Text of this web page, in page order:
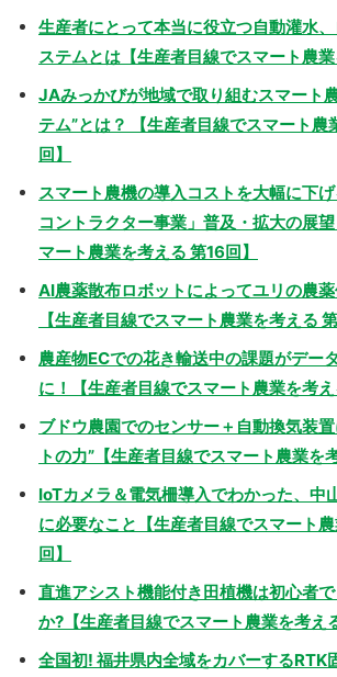
生産者にとって本当に役立つ自動灌水
ステムとは【生産者目線でスマート農業
JAみっかびが地域で取り組むスマート
テム”とは？ 【生産者目線でスマート農
回】
スマート農機の導入コストを大幅に下
コントラクター事業」普及・拡大の展
マート農業を考える 第16回】
AI農薬散布ロボットによってユリの農
【生産者目線でスマート農業を考える 第
農産物ECでの花き輸送中の課題がデー
に！【生産者目線でスマート農業を考え
ブドウ農園でのセンサー＋自動換気装
トの力”【生産者目線でスマート農業を
IoTカメラ＆電気柵導入でわかった、中
に必要なこと【生産者目線でスマート
回】
直進アシスト機能付き田植機は初心者
か?【生産者目線でスマート農業を考える
全国初! 福井県内全域をカバーするRTK